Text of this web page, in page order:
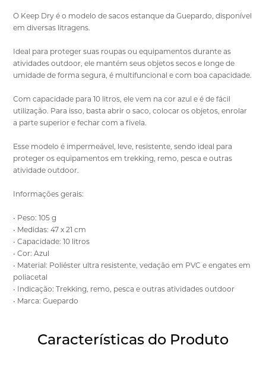
O Keep Dry é o modelo de sacos estanque da Guepardo, disponível
em diversas litragens.
Ideal para proteger suas roupas ou equipamentos durante as
atividades outdoor, ele mantém seus objetos secos e longe de
umidade de forma segura, é multifuncional e com boa capacidade.
Com capacidade para 10 litros, ele vem na cor azul e é de fácil
utilização. Para isso, basta abrir o saco, colocar os objetos, enrolar
a parte superior e fechar com a fivela.
Esse modelo é impermeável, leve, resistente, sendo ideal para
proteger os equipamentos em trekking, remo, pesca e outras
atividade outdoor.
Informações gerais:
• Peso: 105 g
• Medidas: 47 x 21 cm
• Capacidade: 10 litros
• Cor: Azul
• Material: Poliéster ultra resistente, vedação em PVC e engates em
poliacetal
• Indicação: Trekking, remo, pesca e outras atividades outdoor
• Marca: Guepardo
Características do Produto